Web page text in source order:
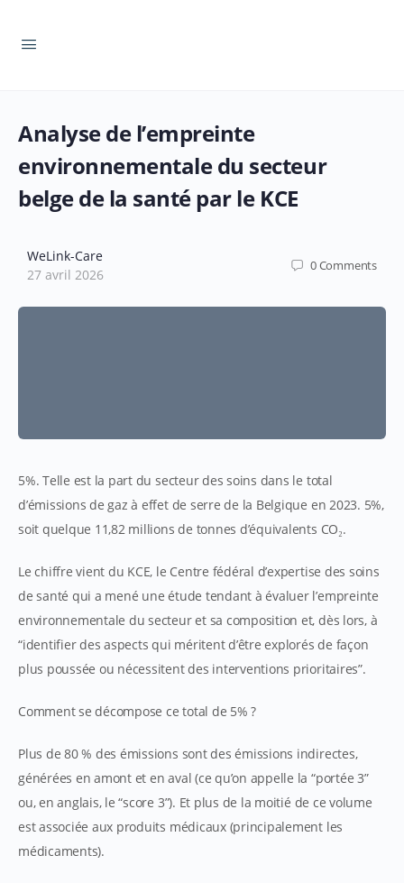
Analyse de l’empreinte
environnementale du secteur
belge de la santé par le KCE
WeLink-Care
27 avril 2026
0Comments
5%. Telle est la part du secteur des soins dans le total
d’émissions de gaz à effet de serre de la Belgique en 2023. 5%,
soit quelque 11,82 millions de tonnes d’équivalents CO₂.
Le chiffre vient du KCE, le Centre fédéral d’expertise des soins
de santé qui a mené une étude tendant à évaluer l’empreinte
environnementale du secteur et sa composition et, dès lors, à
“identifier des aspects qui méritent d’être explorés de façon
plus poussée ou nécessitent des interventions prioritaires”.
Comment se décompose ce total de 5% ?
Plus de 80 % des émissions sont des émissions indirectes,
générées en amont et en aval (ce qu’on appelle la “portée 3”
ou, en anglais, le “score 3”). Et plus de la moitié de ce volume
est associée aux produits médicaux (principalement les
médicaments).